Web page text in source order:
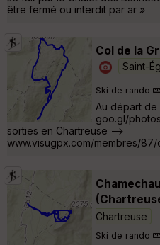
être fermé ou interdit par ar »
Col de la
Saint-
Ski de rando
Au départ de
goo.gl/
sorties en Chartreuse -->
www.visugpx.com/membres/
Chartreuse
Ski de rando